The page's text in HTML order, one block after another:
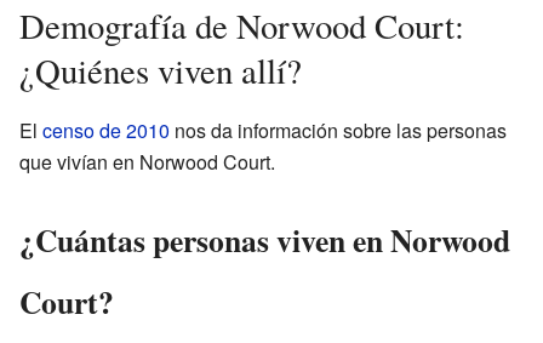
Demografía de Norwood Court:
¿Quiénes viven allí?
El censo de 2010 nos da información sobre las personas
que vivían en Norwood Court.
¿Cuántas personas viven en Norwood
Court?